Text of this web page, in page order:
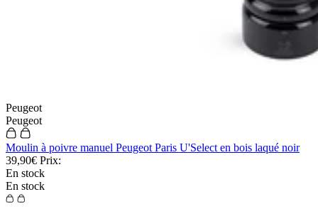
Peugeot
Peugeot
Moulin à poivre manuel Peugeot Paris U'Select en bois laqué noir
39,90€ Prix:
En stock
En stock